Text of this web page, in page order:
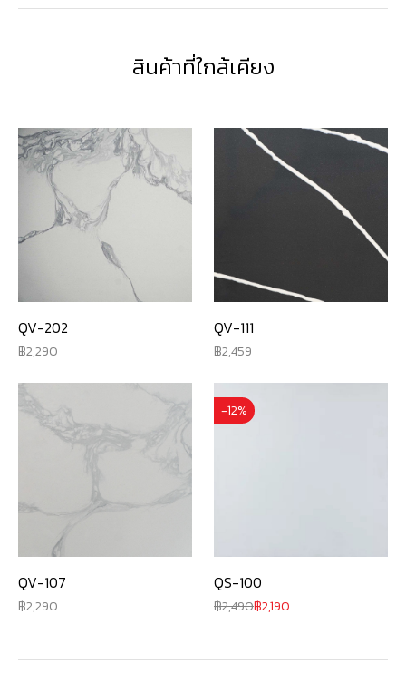
สินค้าที่ใกล้เคียง
QV-202
2,290
QV-111
2,459
QV-107
2,290
-12%
QS-100
2,490 2,190